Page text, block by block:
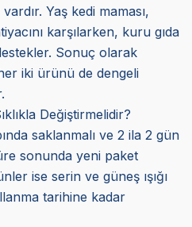
Yaş kedi maması,
karşılarken, kuru gıda
Sonuç olarak
iki ürünü de dengeli
Değiştirmelidir?
saklanmalı ve 2 ila 2 gün
sonunda yeni paket
ise serin ve güneş ışığı
tarihine kadar